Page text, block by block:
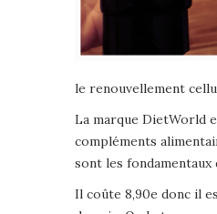
le renouvellement
La marque DietWorld
compléments
sont les fondamentaux
Il coûte 8,90e donc il